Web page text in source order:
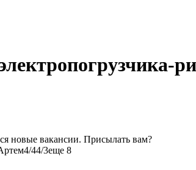
новые вакансии. Присылать вам?
4/44/3еще 8